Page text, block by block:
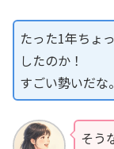
たった1年ちょ
したのか！
すごい勢いだな。
そう